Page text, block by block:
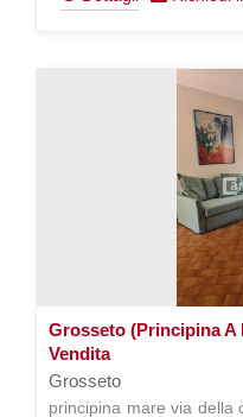
Grosseto (Principina A
Vendita
Grosseto
principina mare via della